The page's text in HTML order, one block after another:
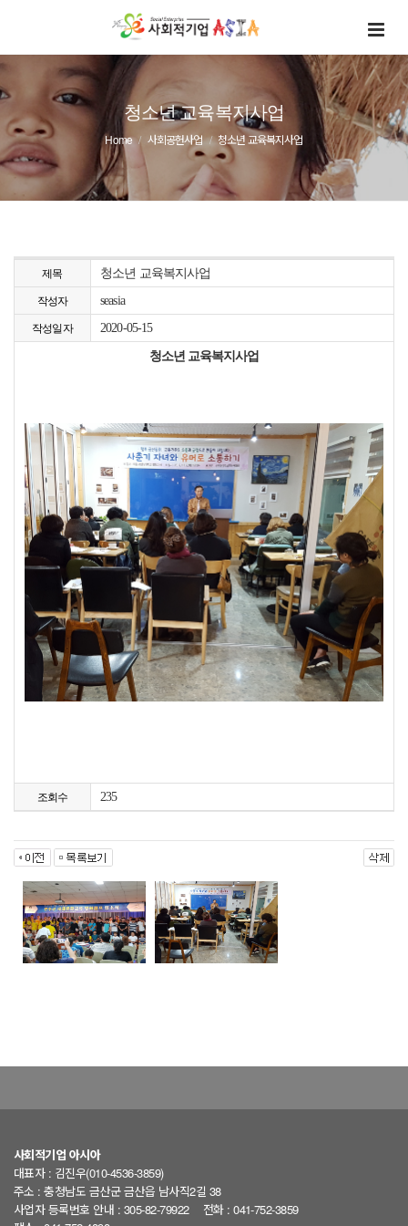
청소년 교육복지사업
Home 사회공헌사업 청소년 교육복지사업
제목 청소년 교육복지사업
작성자 seasia
작성일자 2020-05-15
청소년 교육복지사업
조회수 235
사회적기업 아시아
대표자 : 김진우(010-4536-3859)
주소 : 충청남도 금산군 금산읍 남사직2길 38
사업자 등록번호 안내 : 305-82-79922
전화 : 041-752-3859